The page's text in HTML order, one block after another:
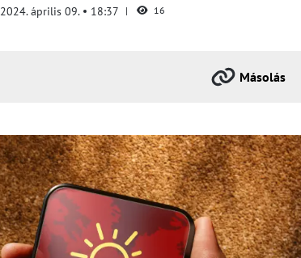
2024. április 09. 18:37 16
Másolás